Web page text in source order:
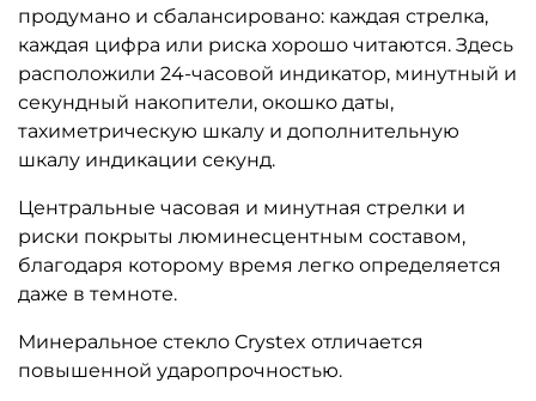
продумано и сбалансировано: каждая стрелка,
каждая цифра или риска хорошо читаются. Здесь
расположили 24-часовой индикатор, минутный и
секундный накопители, окошко даты,
тахиметрическую шкалу и дополнительную
шкалу индикации секунд.
Центральные часовая и минутная стрелки и
риски покрыты люминесцентным составом,
благодаря которому время легко определяется
даже в темноте.
Минеральное стекло Crystex отличается
повышенной ударопрочностью.